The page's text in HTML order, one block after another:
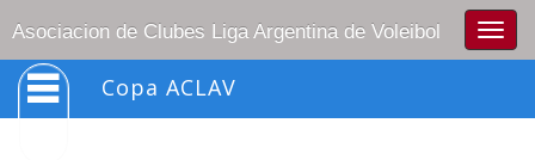
Asociacion de Clubes Liga Argentina de Voleibol
Copa ACLAV